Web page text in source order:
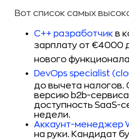
Вот список самых
C++ разработчик в
зарплату от €4000
нового
DevOps specialist
до вычета налогов.
версию b2b-
доступность SaaS-
недели.
Аккаунт-менеджер
на руки. Кандидат